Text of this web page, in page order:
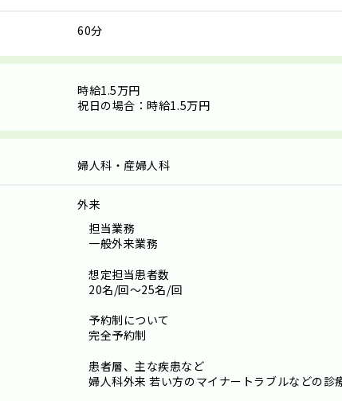
60分
時給1.5万円
祝日の場合：時給1.5万円
婦人科・産婦人科
外来
担当業務
一般外来業務
想定担当患者数
20名/回～25名/回
予約制について
完全予約制
患者層、主な疾患など
婦人科外来 若い方のマイナートラブルなどの診